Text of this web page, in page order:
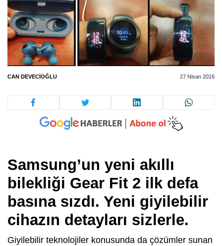
CAN DEVECIOĞLU 27 Nisan 2016
Samsung’un yeni akıllı
bilekliği Gear Fit 2 ilk defa
basına sızdı. Yeni giyilebilir
cihazın detayları sizlerle.
Giyilebilir teknolojiler konusunda da çözümler sunan